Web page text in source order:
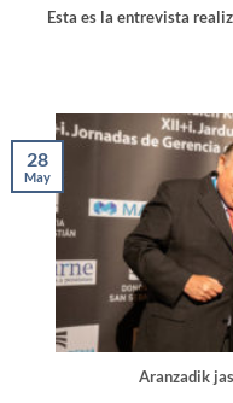
Esta es la entrevista
Aranzadik
28
May